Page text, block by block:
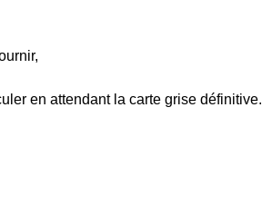
en attendant la carte grise définitive.